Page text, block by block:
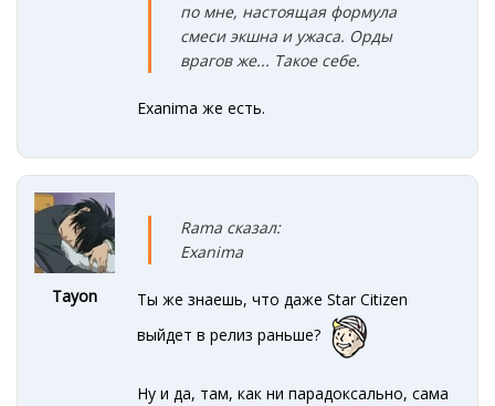
по мне, настоящая формула
смеси экшна и ужаса. Орды
врагов же... Такое себе.
Exanima же есть.
Tayon
Rama сказал:
Exanima
Ты же знаешь, что даже Star Citizen
выйдет в релиз раньше?
Ну и да, там, как ни парадоксально, сама